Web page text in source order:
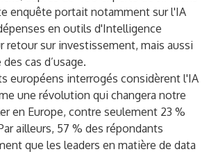
enquête portait notamment sur l'IA
en outils d'Intelligence
retour sur investissement, mais aussi
cas d’usage.
européens interrogés considèrent l'IA
une révolution qui changera notre
en Europe, contre seulement 23 %
ailleurs, 57 % des répondants
que les leaders en matière de data